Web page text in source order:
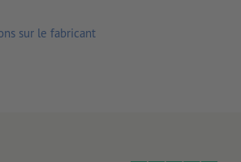
sur le fabricant